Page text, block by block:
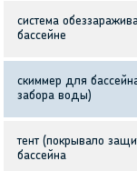
система
бассейне
скиммер для
забора воды)
тент (покрывало
бассейна